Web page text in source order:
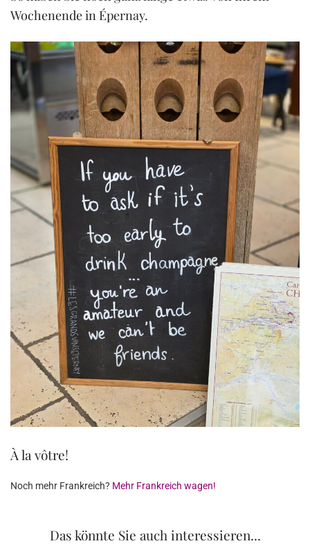
Wochenende in Épernay.
À la vôtre!
Noch mehr Frankreich? Mehr Frankreich wagen!
Das könnte Sie auch interessieren...